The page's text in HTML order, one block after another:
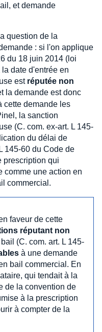
et demande
question de la
: si l'on applique
du 18 juin 2014 (loi
date d'entrée en
est réputée non
la demande est donc
cette demande les
la sanction
(C. com. ex-art. L 145-
du délai de
145-60 du Code de
prescription qui
comme une action en
commercial.
faveur de cette
réputant non
(C. com. art. L 145-
à une demande
bail commercial. En
qui tendait à la
de la convention de
à la prescription
à compter de la